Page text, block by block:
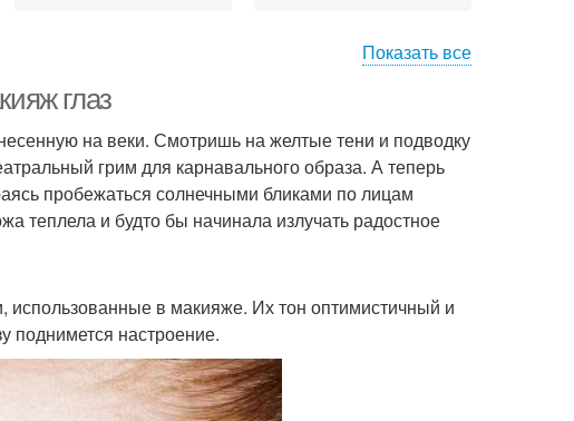
Акцент с необычной
Розовый макияж Цвета в макияже
оттенков
Показать все
глаз
на веки. Смотришь на желтые тени и подводку
грим для карнавального образа. А теперь
пробежаться солнечными бликами по лицам
теплела и будто бы начинала излучать радостное
в макияже. Их тон оптимистичный и
поднимется настроение.